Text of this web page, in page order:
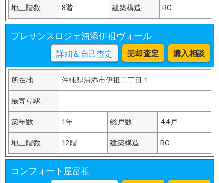
地上階数 8階 建築構造 RC
プレサンスロジェ浦添伊祖ヴォール
詳細＆自己査定 売却査定 購入相談
所在地 沖縄県浦添市伊祖二丁目１
最寄り駅
築年数 1年 総戸数 44戸
地上階数 12階 建築構造 RC
コンフォート屋富祖